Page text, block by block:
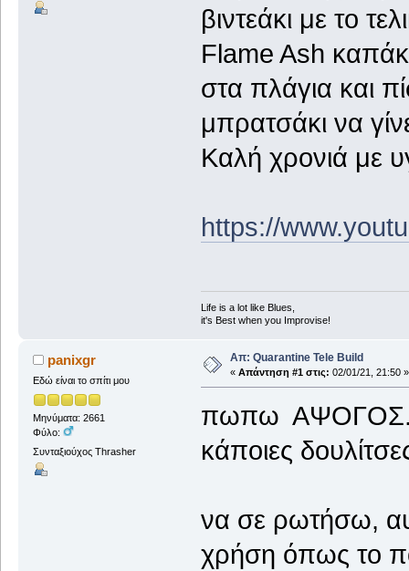
βιντεάκι με το
Flame Ash
στα πλάγια και
μπρατσάκι να
Καλή χρονιά με
https://
Life is a lot like Blues,
it's Best when you Improvise!
panixgr
Εδώ είναι το σπίτι μου
Μηνύματα: 2661
Φύλο:
Συνταξιούχος Thrasher
Απ: Quarantine Tele Build
« Απάντηση #1 στις: 02/01/21, 21:50 »
πωπω ΑΨΟΓΟΣ...
κάποιες
να σε ρωτήσω,
χρήση όπως το